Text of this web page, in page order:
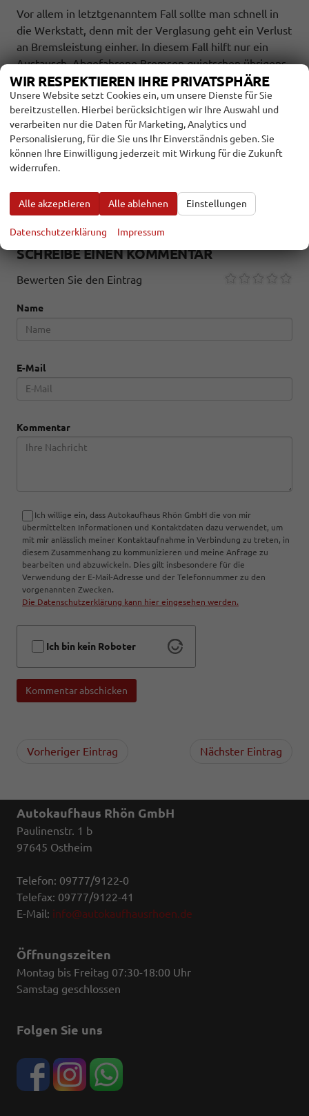
Vor allem in letztgenanntem Fall sollte man schnell in
die Werkstatt, denn mit der Verglasung geht ein Verlust
an Bremsleistung einher. In diesem Fall hilft nur ein
Austausch. Abgefahrene Bremsen quietschen übrigens
in der Regel nicht; sie verursachen eher ein dumpfes
Schleifgeräusch.
Dirk Schwarz/SP-X
#kfz-fragen
Facebook Twitter
SCHREIBE EINEN KOMMENTAR
Bewerten Sie den Eintrag
Name
E-Mail
Kommentar
Ich willige ein, dass Autokaufhaus Rhön GmbH die von mir
übermittelten Informationen und Kontaktdaten dazu verwendet, um
mit mir anlässlich meiner Kontaktaufnahme in Verbindung zu treten, in
diesem Zusammenhang zu kommunizieren und meine Anfrage zu
bearbeiten und abzuwickeln. Dies gilt insbesondere für die
Verwendung der E-Mail-Adresse und der Telefonnummer zu den
vorgenannten Zwecken.
Die Datenschutzerklärung kann hier eingesehen werden.
Ich bin kein Roboter
Kommentar abschicken
Vorheriger Eintrag Nächster Eintrag
Autokaufhaus Rhön GmbH
Paulinenstr. 1 b
97645 Ostheim
Telefon: 09777/9122-0
Telefax: 09777/9122-41
E-Mail: info@autokaufhausrhoen.de
Öffnungszeiten
Montag bis Freitag 07:30-18:00 Uhr
Samstag geschlossen
Folgen Sie uns
WIR RESPEKTIEREN IHRE PRIVATSPHÄRE
Unsere Website setzt Cookies ein, um unsere Dienste für Sie
bereitzustellen. Hierbei berücksichtigen wir Ihre Auswahl und
verarbeiten nur die Daten für Marketing, Analytics und
Personalisierung, für die Sie uns Ihr Einverständnis geben. Sie
können Ihre Einwilligung jederzeit mit Wirkung für die Zukunft
widerrufen.
Alle akzeptieren Alle ablehnen Einstellungen
Datenschutzerklärung Impressum